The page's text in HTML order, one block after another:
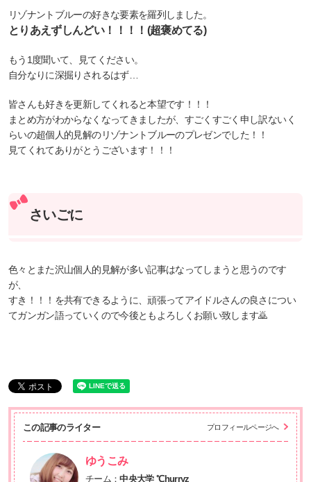
リゾナントブルーの好きな要素を羅列しました。
とりあえずしんどい！！！！(超褒めてる)
もう1度聞いて、見てください。
自分なりに深掘りされるはず…
皆さんも好きを更新してくれると本望です！！！
まとめ方がわからなくなってきましたが、すごくすごく申し訳ないく
らいの超個人的見解のリゾナントブルーのプレゼンでした！！
見てくれてありがとうございます！！！
さいごに
色々とまた沢山個人的見解が多い記事はなってしまうと思うのです
が、
すき！！！を共有できるように、頑張ってアイドルさんの良さについ
てガンガン語っていくので今後ともよろしくお願い致します🙇
この記事のライター プロフィールページへ
ゆうこみ
チーム：中央大学 ℃hurryz